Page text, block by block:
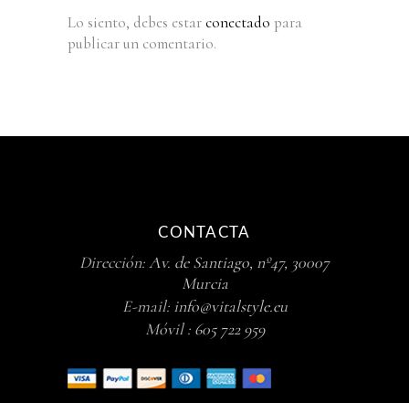
Lo siento, debes estarconectado para
publicar un comentario.
CONTACTA
Dirección:Av. de Santiago, nº47, 30007
Murcia
E-mail: info@vitalstyle.eu
Móvil : 605 722 959